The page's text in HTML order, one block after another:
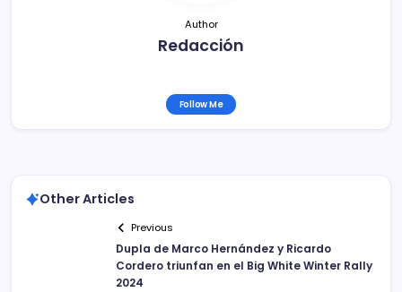
Author
Redacción
Follow Me
Other Articles
Previous
Dupla de Marco Hernández y Ricardo
Cordero triunfan en el Big White Winter Rally
2024